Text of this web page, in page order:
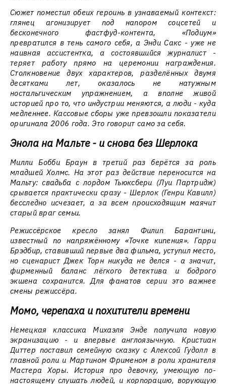
Сюжет поместил обеих героинь в узнаваемый контекст:
глянец агонизирует под напором соцсетей и
бесконечного фастфуд-контента, «Подиум»
превратился в тень самого себя, а Энди Сакс - уже не
наивная ассистентка, а состоявшийся журналист -
теряет работу прямо на церемонии награждения.
Столкновение двух характеров, разделённых двумя
десятками лет, оказалось не натужным
ностальгическим упражнением, а вполне живой
историей про то, что индустрии меняются, а люди - куда
медленнее. Кассовые сборы уже превзошли показатели
оригинала 2006 года. Это говорит само за себя.
Энола на Мальте - и снова без Шерлока
Милли Бобби Браун в третий раз берётся за роль
младшей Холмс. На этот раз действие переносится на
Мальту: свадьба с лордом Тьюксбери (Луи Партридж)
срывается практически сразу - Шерлок (Генри Кавилл)
бесследно исчезает, а за всем происходящим маячит
старый враг семьи.
Режиссёрское кресло занял Филип Барантини,
известный по напряжённому «Точке кипения». Гарри
Брэдбир, ставивший первые два фильма, уступил место,
но сценарист Джек Торн никуда не делся - а значит,
фирменный баланс лёгкого детектива и бодрого
экшена сохранится. Для фанатов серии это важнее
смены режиссёра.
Момо, черепаха и похитители времени
Немецкая классика Михаэля Энде получила новую
экранизацию - и впервые англоязычную. Кристиан
Диттер поставил семейную сказку с Алексой Гудолл в
главной роли и Мартином Фрименом в роли хранителя
Мастера Хоры. История про девочку, умеющую по-
настоящему слушать людей, и корпорацию, ворующую